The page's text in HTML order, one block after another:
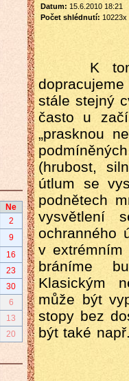
Datum: 15.6.2010 18:21
Počet shlédnutí: 10223x
K
stále stejný
často u
„prasknou
(hrubost,
útlum se
podnětech
vysvětlení
ochranného
v
bráníme
Klasickým
může být
stopy bez
být také
Ne
2
9
16
23
30
6
13
20